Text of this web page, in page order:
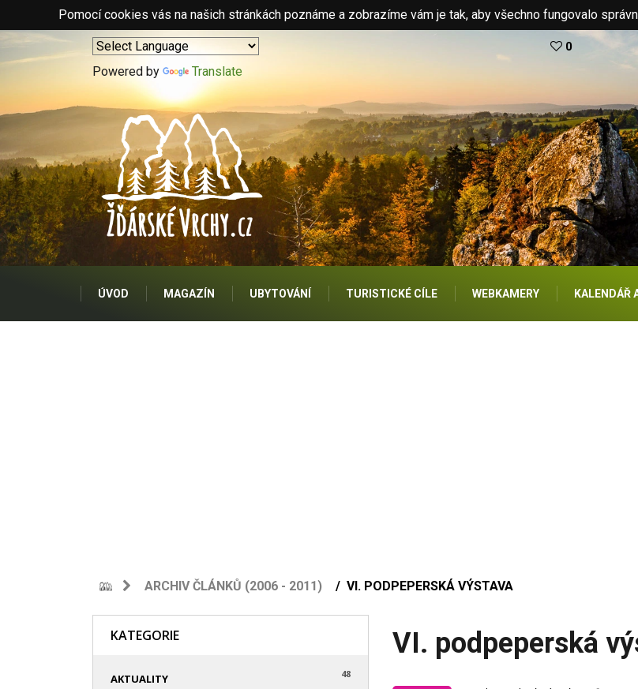
Pomocí cookies vás na našich stránkách poznáme a zobrazíme vám je tak, aby všechno fungovalo
Powered by Translate
0
ÚVOD MAGAZÍN UBYTOVÁNÍ TURISTICKÉ CÍLE WEBKAMERY KALENDÁŘ
ARCHIV ČLÁNKŮ (2006 - 2011) VI. PODPEPERSKÁ VÝSTAVA
KATEGORIE
AKTUALITY 48
VI. podpeperská